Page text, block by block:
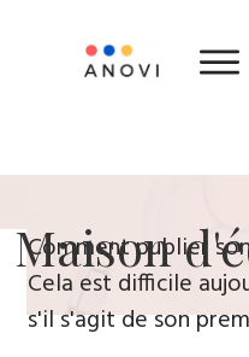
​Maison
​Comment publier
Cela est difficile
s'il s'agit de son